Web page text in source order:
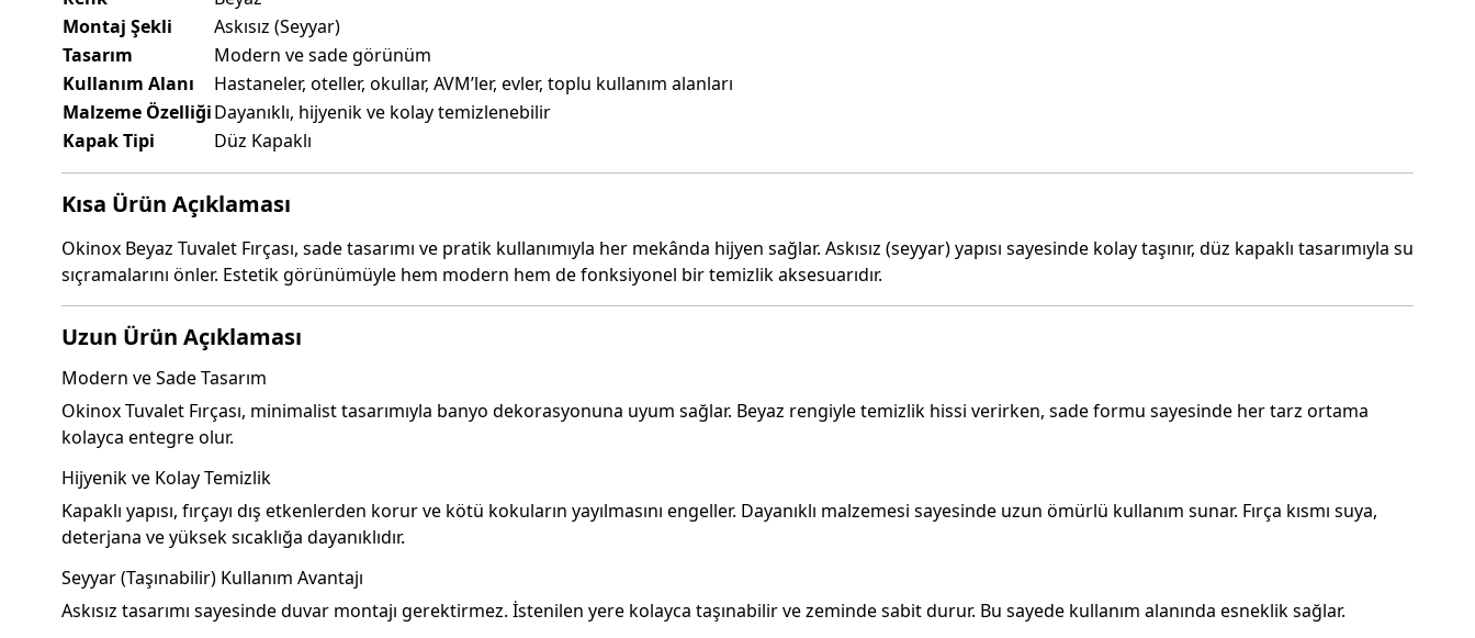
Montaj Şekli
Askısız (Seyyar)
Tasarım
Modern ve sade görünüm
Kullanım Alanı
Hastaneler, oteller, okullar, AVM’ler, evler, toplu kullanım alanları
Malzeme ÖzelliğiDayanıklı, hijyenik ve kolay temizlenebilir
Kapak Tipi
Düz Kapaklı
Kısa Ürün Açıklaması
Okinox Beyaz Tuvalet Fırçası, sade tasarımı ve pratik kullanımıyla her mekânda hijyen sağlar. Askısız (seyyar) yapısı sayesinde kolay taşınır, düz kapaklı tasarımıyla su
sıçramalarını önler. Estetik görünümüyle hem modern hem de fonksiyonel bir temizlik aksesuarıdır.
Uzun Ürün Açıklaması
Modern ve Sade Tasarım
Okinox Tuvalet Fırçası, minimalist tasarımıyla banyo dekorasyonuna uyum sağlar. Beyaz rengiyle temizlik hissi verirken, sade formu sayesinde her tarz ortama
kolayca entegre olur.
Hijyenik ve Kolay Temizlik
Kapaklı yapısı, fırçayı dış etkenlerden korur ve kötü kokuların yayılmasını engeller. Dayanıklı malzemesi sayesinde uzun ömürlü kullanım sunar. Fırça kısmı suya,
deterjana ve yüksek sıcaklığa dayanıklıdır.
Seyyar (Taşınabilir) Kullanım Avantajı
Askısız tasarımı sayesinde duvar montajı gerektirmez. İstenilen yere kolayca taşınabilir ve zeminde sabit durur. Bu sayede kullanım alanında esneklik sağlar.